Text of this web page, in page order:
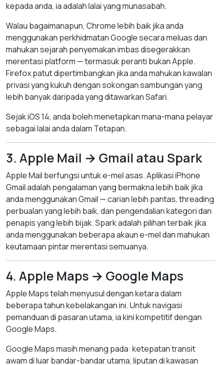
kepada anda, ia adalah lalai yang munasabah.
Walau bagaimanapun, Chrome lebih baik jika anda
menggunakan perkhidmatan Google secara meluas dan
mahukan sejarah penyemakan imbas disegerakkan
merentasi platform — termasuk peranti bukan Apple.
Firefox patut dipertimbangkan jika anda mahukan kawalan
privasi yang kukuh dengan sokongan sambungan yang
lebih banyak daripada yang ditawarkan Safari.
Sejak iOS 14, anda boleh menetapkan mana-mana pelayar
sebagai lalai anda dalam Tetapan.
3. Apple Mail → Gmail atau Spark
Apple Mail berfungsi untuk e-mel asas. Aplikasi iPhone
Gmail adalah pengalaman yang bermakna lebih baik jika
anda menggunakan Gmail — carian lebih pantas, threading
perbualan yang lebih baik, dan pengendalian kategori dan
penapis yang lebih bijak. Spark adalah pilihan terbaik jika
anda menggunakan beberapa akaun e-mel dan mahukan
keutamaan pintar merentasi semuanya.
4. Apple Maps → Google Maps
Apple Maps telah menyusul dengan ketara dalam
beberapa tahun kebelakangan ini. Untuk navigasi
pemanduan di pasaran utama, ia kini kompetitif dengan
Google Maps.
Google Maps masih menang pada: ketepatan transit
awam di luar bandar-bandar utama, liputan di kawasan